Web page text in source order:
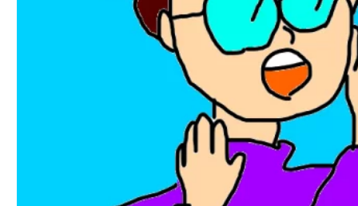
紹介して頂いた内容